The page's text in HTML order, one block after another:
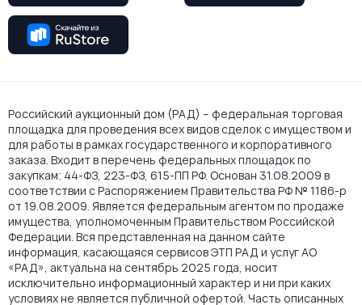
Российский аукционный дом (РАД) – федеральная торговая
площадка для проведения всех видов сделок с имуществом и
для работы в рамках государственного и корпоративного
заказа. Входит в перечень федеральных площадок по
закупкам: 44-ФЗ, 223-ФЗ, 615-ПП РФ. Основан 31.08.2009 в
соответствии с Распоряжением Правительства РФ № 1186-р
от 19.08.2009. Является федеральным агентом по продаже
имущества, уполномоченным Правительством Российской
Федерации. Вся представленная на данном сайте
информация, касающаяся сервисов ЭТП РАД и услуг АО
«РАД», актуальна на сентябрь 2025 года, носит
исключительно информационный характер и ни при каких
условиях не является публичной офертой. Часть описанных